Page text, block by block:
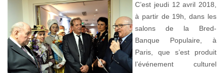
C’est jeudi 12 avril 2018,
à partir de 19h, dans les
salons de la Bred-
Banque Populaire, à
Paris, que s’est produit
l’événement culturel